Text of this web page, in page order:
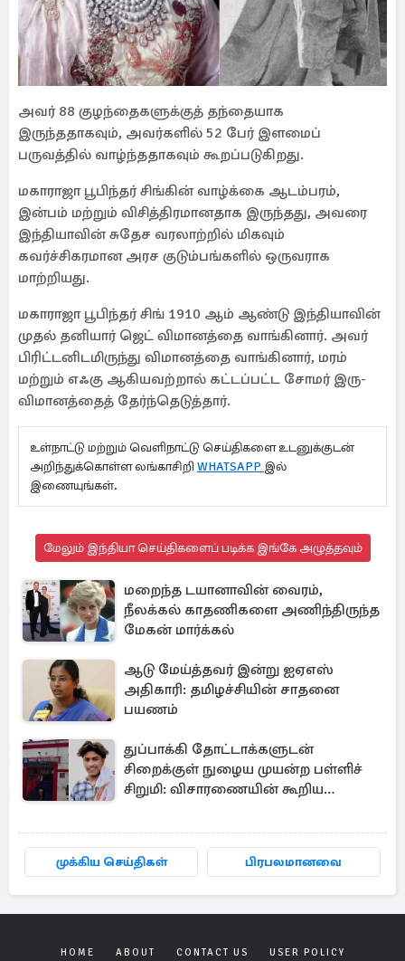
அவர் 88 குழந்தைகளுக்குத் தந்தையாக
இருந்ததாகவும், அவர்களில் 52 பேர் இளமைப்
பருவத்தில் வாழ்ந்ததாகவும் கூறப்படுகிறது.
மகாராஜா பூபிந்தர் சிங்கின் வாழ்க்கை ஆடம்பரம்,
இன்பம் மற்றும் விசித்திரமானதாக இருந்தது, அவரை
இந்தியாவின் சுதேச வரலாற்றில் மிகவும்
கவர்ச்சிகரமான அரச குடும்பங்களில் ஒருவராக
மாற்றியது.
மகாராஜா பூபிந்தர் சிங் 1910 ஆம் ஆண்டு இந்தியாவின்
முதல் தனியார் ஜெட் விமானத்தை வாங்கினார். அவர்
பிரிட்டனிடமிருந்து விமானத்தை வாங்கினார், மரம்
மற்றும் எஃகு ஆகியவற்றால் கட்டப்பட்ட சோமர் இரு-
விமானத்தைத் தேர்ந்தெடுத்தார்.
உள்நாட்டு மற்றும் வெளிநாட்டு செய்திகளை உடனுக்குடன்
அறிந்துக்கொள்ள லங்காசிறி WHATSAPP இல்
இணையுங்கள்.
மேலும் இந்தியா செய்திகளைப் படிக்க இங்கே அழுத்தவும்
மறைந்த டயானாவின் வைரம்,
நீலக்கல் காதணிகளை அணிந்திருந்த
மேகன் மார்க்கல்
ஆடு மேய்த்தவர் இன்று ஐஏஎஸ்
அதிகாரி: தமிழச்சியின் சாதனை
பயணம்
துப்பாக்கி தோட்டாக்களுடன்
சிறைக்குள் நுழைய முயன்ற பள்ளிச்
சிறுமி: விசாரணையின் கூறிய
முக்கிய செய்திகள் பிரபலமானவை
HOME ABOUT CONTACT US USER POLICY